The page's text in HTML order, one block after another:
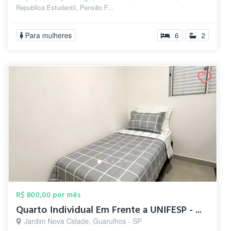
Republica Estudantil, Pensão F...
Para mulheres 6 2
R$ 800,00 por mês
Quarto Individual Em Frente a UNIFESP - ...
Jardim Nova Cidade, Guarulhos - SP